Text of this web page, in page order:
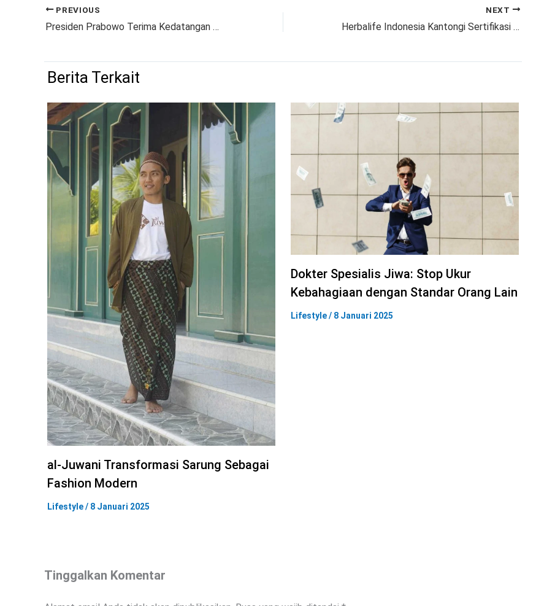
PREVIOUS
Presiden Prabowo Terima Kedatangan PM Fiji
NEXT
Herbalife Indonesia Kantongi Sertifikasi Syariah dari DSN-MUI, Perkuat Posisi di Pasar Nutrisi Halal Nasional
Berita Terkait
al-Juwani Transformasi Sarung Sebagai
Fashion Modern
Lifestyle/ 8 Januari 2025
Dokter Spesialis Jiwa: Stop Ukur
Kebahagiaan dengan Standar Orang Lain
Lifestyle/ 8 Januari 2025
Tinggalkan Komentar